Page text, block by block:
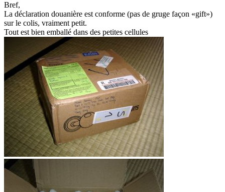
Bref,
La déclaration douanière est conforme (pas de gruge façon «gift»)
sur le colis, vraiment petit.
Tout est bien emballé dans des petites cellules